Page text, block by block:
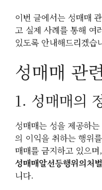
이번 글에서는 성매매
고 실제 사례를 통해 여
있도록 안내해드리겠습
성매매 관
1. 성매매의
성매매는 성을 제공하
의 이익을 취하는 행위
매매를 금지하고 있으
성매매알선등행위의처
니다.